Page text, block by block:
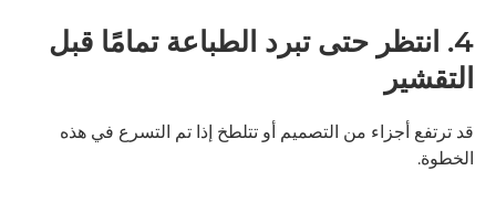
4. انتظر حتى تبرد الطباعة تمامًا قبل
التقشير
قد ترتفع أجزاء من التصميم أو تتلطخ إذا تم التسرع في هذه
الخطوة.